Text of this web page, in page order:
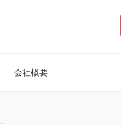
会社概要